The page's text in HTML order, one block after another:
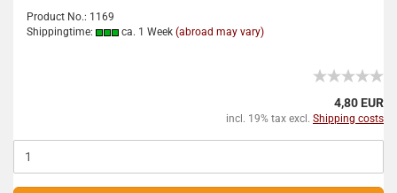
Product No.: 1169
Shippingtime:
ca. 1 Week (abroad may vary)
4,80 EUR
incl. 19% tax excl. Shipping costs